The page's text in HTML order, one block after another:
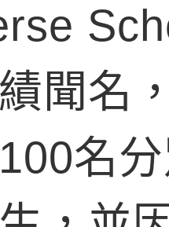
聞名
名